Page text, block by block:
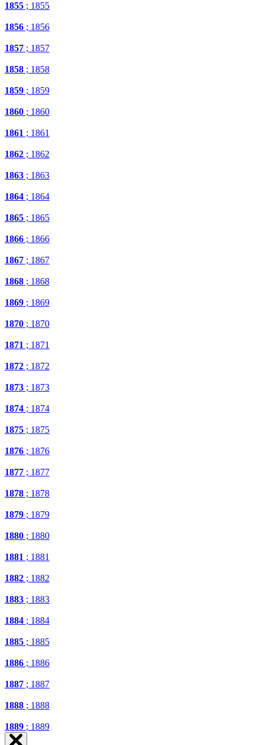
1855 ; 1855
1856 ; 1856
1857 ; 1857
1858 ; 1858
1859 ; 1859
1860 ; 1860
1861 ; 1861
1862 ; 1862
1863 ; 1863
1864 ; 1864
1865 ; 1865
1866 ; 1866
1867 ; 1867
1868 ; 1868
1869 ; 1869
1870 ; 1870
1871 ; 1871
1872 ; 1872
1873 ; 1873
1874 ; 1874
1875 ; 1875
1876 ; 1876
1877 ; 1877
1878 ; 1878
1879 ; 1879
1880 ; 1880
1881 ; 1881
1882 ; 1882
1883 ; 1883
1884 ; 1884
1885 ; 1885
1886 ; 1886
1887 ; 1887
1888 ; 1888
1889 ; 1889